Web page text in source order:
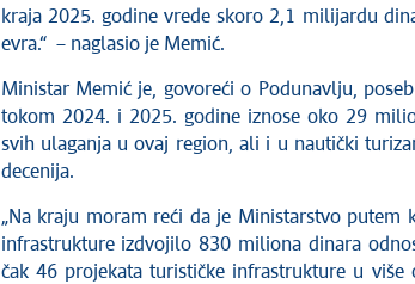
kraja 2025. godine vrede skoro 2,1 milijardu
evra.“ – naglasio je Memić.
Ministar Memić je, govoreći o Podunavlju,
tokom 2024. i 2025. godine iznose oko 29
svih ulaganja u ovaj region, ali i u nautički
decenija.
„Na kraju moram reći da je Ministarstvo putem
infrastrukture izdvojilo 830 miliona dinara
čak 46 projekata turističke infrastrukture u